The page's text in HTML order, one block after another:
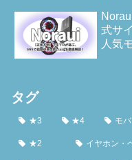
式サ
人気
タグ
★3 ★4 モ
★2 イヤホン・